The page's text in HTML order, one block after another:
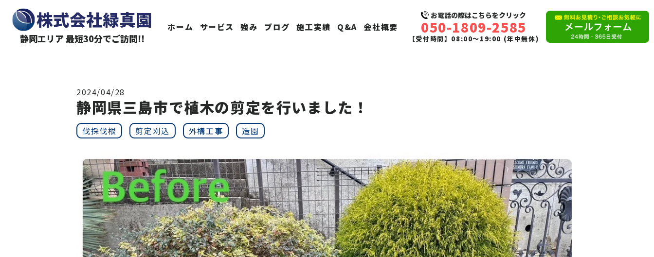
株式会社緑真園
静岡エリア 最短30分でご訪問!!
ホーム サービス 強み ブログ 施工実績 Q&A 会社概要
お電話の際はこちらをクリック
050-1809-2585
【受付時間】08:00〜19:00 (年中無休)
2024/04/28
静岡県三島市で植木の剪定を行いました！
伐採伐根 剪定刈込 外構工事 造園